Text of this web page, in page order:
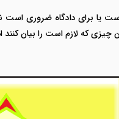
یا برای دادگاه ضروری
چیزی که لازم است را بیان